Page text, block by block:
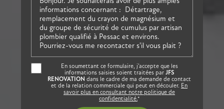
En soumettant ce formulaire, j'accepte que les
informations saisies soient traitées par JFS
RENOVATION dans le cadre de ma demande de contact
et de la relation commerciale qui peut en découler. En
savoir plus en consultant notre politique de
confidentialité.*